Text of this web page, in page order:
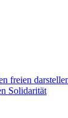
freien
Solidarität